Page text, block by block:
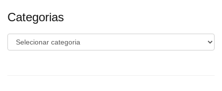
Categorias
Categorias